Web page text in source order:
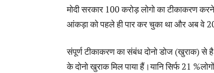
मोदी सरकार 100 करोड़ लोगो का टीकाकरण
आंकड़ा को पहले ही पार कर चुका था और अब वे
संपूर्ण टीकाकरण का संबंध दोनो डोज (खुराक) से
के दोनो खुराक मिल पाया हैं।यानि सिर्फ 21